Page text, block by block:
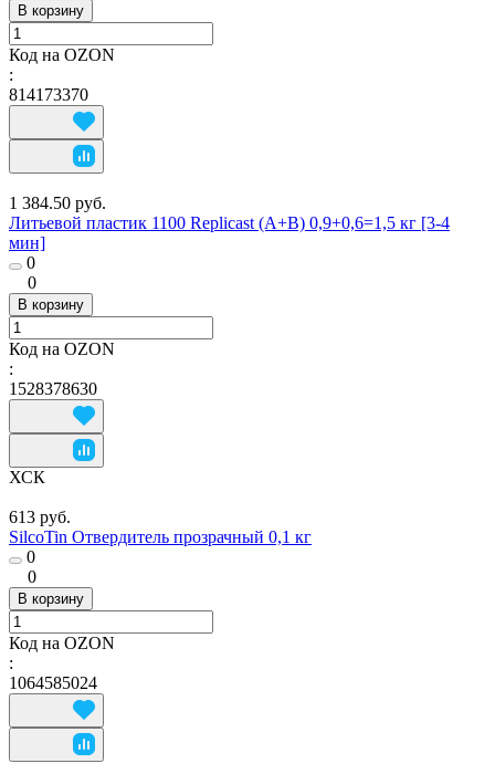
В корзину
Код на OZON
:
814173370
1 384.50 руб.
Литьевой пластик 1100 Replicast (А+В) 0,9+0,6=1,5 кг [3-4
мин]
0
0
В корзину
Код на OZON
:
1528378630
ХСК
613 руб.
SilcoTin Отвердитель прозрачный 0,1 кг
0
0
В корзину
Код на OZON
:
1064585024